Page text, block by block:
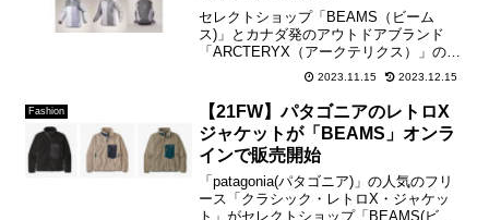
セレクトショップ「BEAMS（ビーム
ス)」とカナダ発のアウトドアブランド
「ARCTERYX（アークテリクス）」の人
気コラボレーションモデルが2023FWも
発売。BEAMS公式オンラインショップに
てWEB抽選応募が可能です。2023年12月
1...
2023.11.15 2023.12.15
Fashion
【21FW】パタゴニアのレトロX
ジャケットが「BEAMS」オンラ
インで販売開始
「patagonia(パタゴニア)」の人気のフリ
ース「クラシック・レトロX・ジャケッ
ト」がセレクトショップ「BEAMS(ビー